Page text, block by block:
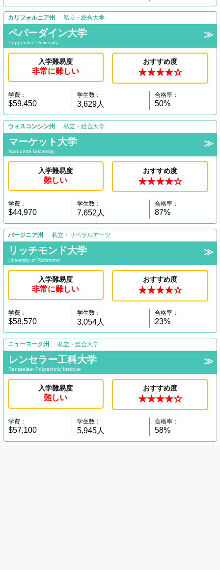
カリフォルニア州 私立・総合大学
ペパーダイン大学
Pepperdine University
入学難易度
非常に難しい
おすすめ度
★★★★☆
学費：
$59,450
学生数：
3,629人
合格率：
50%
ウィスコンシン州 私立・総合大学
マーケット大学
Marquette University
入学難易度
難しい
おすすめ度
★★★★☆
学費：
$44,970
学生数：
7,652人
合格率：
87%
バージニア州 私立・リベラルアーツ
リッチモンド大学
University of Richmond
入学難易度
非常に難しい
おすすめ度
★★★★☆
学費：
$58,570
学生数：
3,054人
合格率：
23%
ニューヨーク州 私立・総合大学
レンセラー工科大学
Rensselaer Polytechnic Institute
入学難易度
難しい
おすすめ度
★★★★☆
学費：
$57,100
学生数：
5,945人
合格率：
58%